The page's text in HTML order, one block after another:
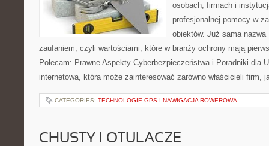
osobach, firmach i
profesjonalnej pomocy w
obiektów. Już sama
zaufaniem, czyli wartościami, które w branży ochrony mają
Polecam: Prawne Aspekty Cyberbezpieczeństwa i Poradniki dla
internetowa, która może zainteresować zarówno właścicieli firm,
CATEGORIES: TECHNOLOGIE GPS I NAWIGACJA ROWEROWA
CHUSTY I OTULACZE